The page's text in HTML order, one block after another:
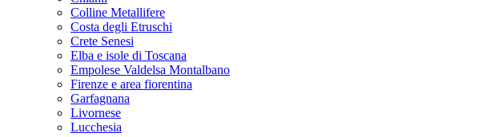
Colline Metallifere
Costa degli Etruschi
Crete Senesi
Elba e isole di Toscana
Empolese Valdelsa Montalbano
Firenze e area fiorentina
Garfagnana
Livornese
Lucchesia